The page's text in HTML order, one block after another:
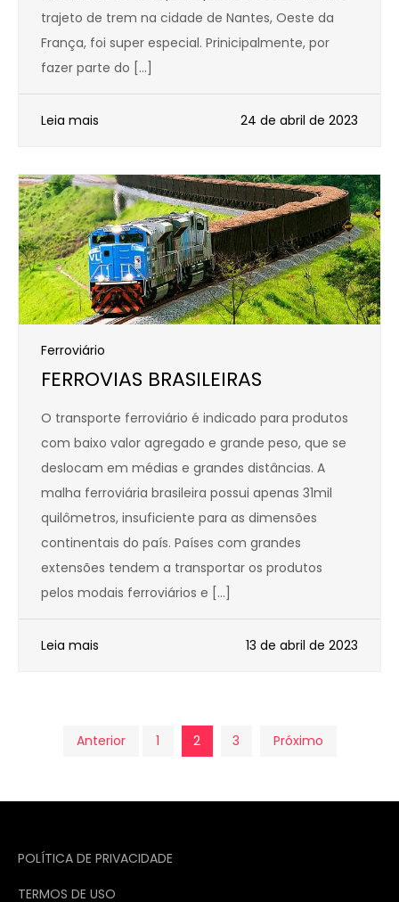
trajeto de trem na cidade de Nantes, Oeste da
França, foi super especial. Prinicipalmente, por
fazer parte do […]
Leia mais 24 de abril de 2023
Ferroviário
FERROVIAS BRASILEIRAS
O transporte ferroviário é indicado para produtos
com baixo valor agregado e grande peso, que se
deslocam em médias e grandes distâncias. A
malha ferroviária brasileira possui apenas 31mil
quilômetros, insuficiente para as dimensões
continentais do país. Países com grandes
extensões tendem a transportar os produtos
pelos modais ferroviários e […]
Leia mais 13 de abril de 2023
Paginação
de
posts
Anterior 1 2 3 Próximo
POLÍTICA DE PRIVACIDADE
TERMOS DE USO